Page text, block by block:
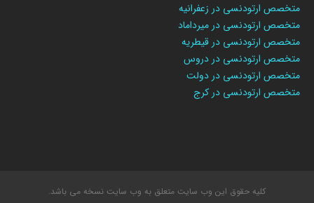
متخصص ارتودنسی در زعفرانیه
متخصص ارتودنسی در میرداماد
متخصص ارتودنسی در قیطریه
متخصص ارتودنسی در دروس
متخصص ارتودنسی در دولت
متخصص ارتودنسی در کرج
کلیه حقوق این وب سایت متعلق به وب سایت نسخه می باشد.